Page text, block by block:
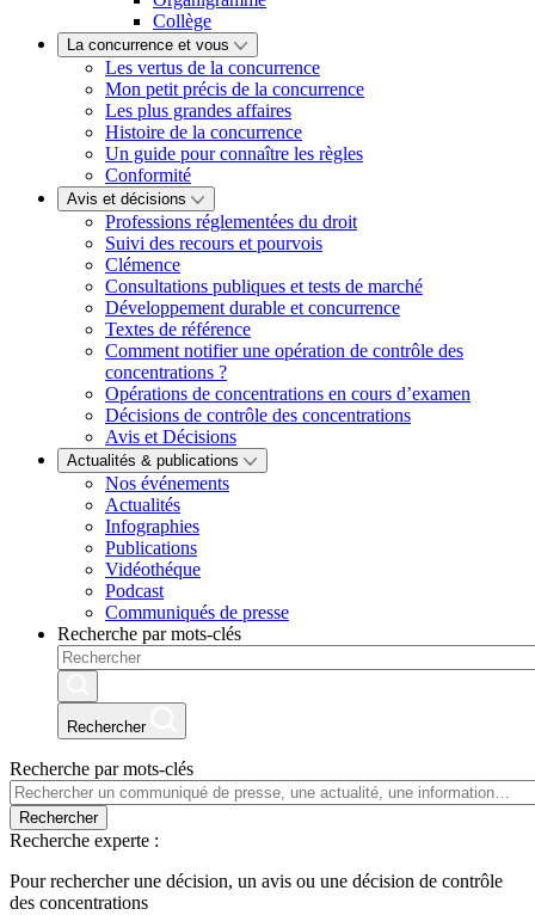
Collège
La concurrence et vous
Les vertus de la concurrence
Mon petit précis de la concurrence
Les plus grandes affaires
Histoire de la concurrence
Un guide pour connaître les règles
Conformité
Avis et décisions
Professions réglementées du droit
Suivi des recours et pourvois
Clémence
Consultations publiques et tests de marché
Développement durable et concurrence
Textes de référence
Comment notifier une opération de contrôle des
concentrations ?
Opérations de concentrations en cours d’examen
Décisions de contrôle des concentrations
Avis et Décisions
Actualités & publications
Nos événements
Actualités
Infographies
Publications
Vidéothéque
Podcast
Communiqués de presse
Recherche par mots-clés
Rechercher
Recherche par mots-clés
Rechercher
Recherche experte :
Pour rechercher une décision, un avis ou une décision de contrôle
des concentrations